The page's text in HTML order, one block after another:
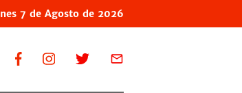
7 de Agosto de 2026